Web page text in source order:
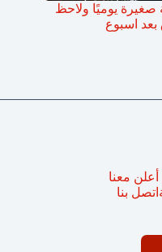
صغيرة يوميًا ولاحظ
بعد اسبوع
أعلن معنا
اتصل بنا